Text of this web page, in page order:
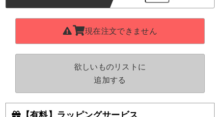
【有料】ラッピングサービス
現在注文できません
欲しいものリストに
追加する